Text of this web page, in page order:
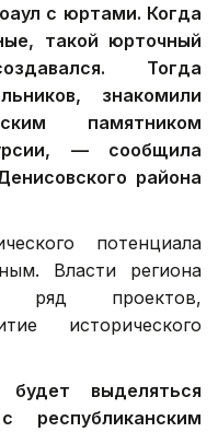
с юртами. Когда
такой юрточный
Тогда
знакомили
памятником
— сообщила
района
потенциала
Власти региона
ряд проектов,
исторического
выделяться
республиканским